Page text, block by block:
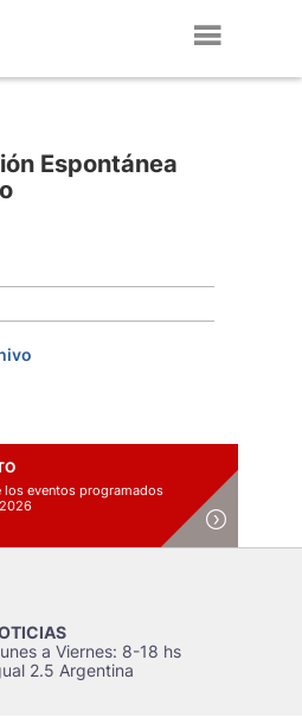
Espontánea
los eventos programados
a Viernes: 8-18 hs
2.5 Argentina